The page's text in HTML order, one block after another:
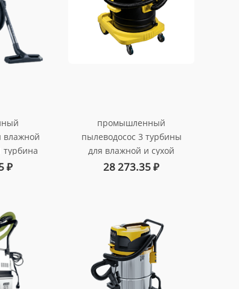
влажной
турбина
л.
₽
промышленный
пылеводосос 3 турбины
для влажной и сухой
уборки, мощность -3000
28 273.35₽